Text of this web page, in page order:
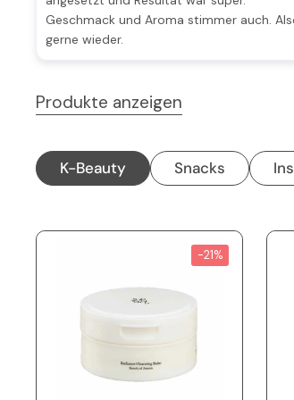
Geschmack und Aroma stimmer auch.
gerne wieder.
Produkte anzeigen
K-Beauty Snacks
-21%